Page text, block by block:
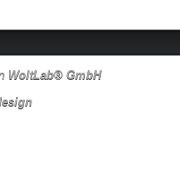
WoltLab® GmbH